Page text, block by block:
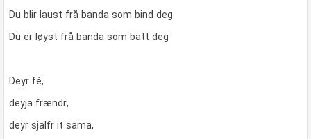
Du blir laust frå banda som bind deg
Du er løyst frå banda som batt deg
Deyr fé,
deyja frændr,
deyr sjalfr it sama,